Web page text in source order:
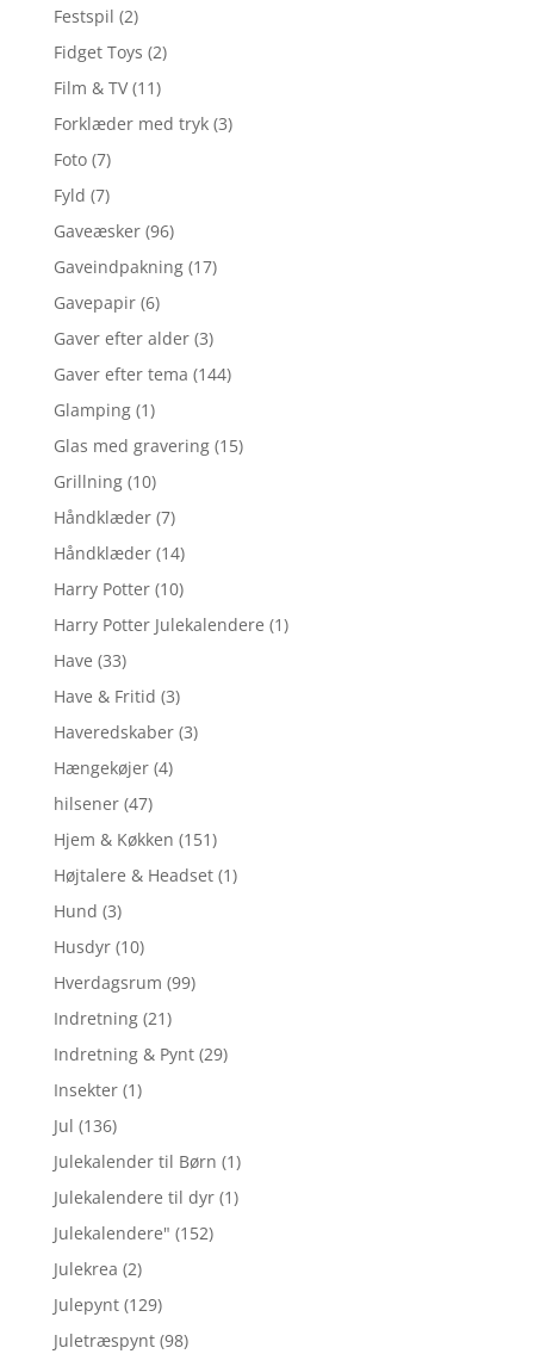
Festspil (2)
Fidget Toys (2)
Film & TV (11)
Forklæder med tryk (3)
Foto (7)
Fyld (7)
Gaveæsker (96)
Gaveindpakning (17)
Gavepapir (6)
Gaver efter alder (3)
Gaver efter tema (144)
Glamping (1)
Glas med gravering (15)
Grillning (10)
Håndklæder (7)
Håndklæder (14)
Harry Potter (10)
Harry Potter Julekalendere (1)
Have (33)
Have & Fritid (3)
Haveredskaber (3)
Hængekøjer (4)
hilsener (47)
Hjem & Køkken (151)
Højtalere & Headset (1)
Hund (3)
Husdyr (10)
Hverdagsrum (99)
Indretning (21)
Indretning & Pynt (29)
Insekter (1)
Jul (136)
Julekalender til Børn (1)
Julekalendere til dyr (1)
Julekalendere" (152)
Julekrea (2)
Julepynt (129)
Juletræspynt (98)